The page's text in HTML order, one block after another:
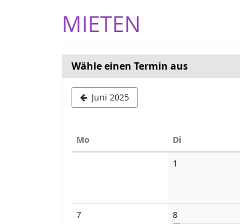
MIETEN
Wähle einen Termin aus
Juni 2025
Mo DiDienstag
1
7Keine
8